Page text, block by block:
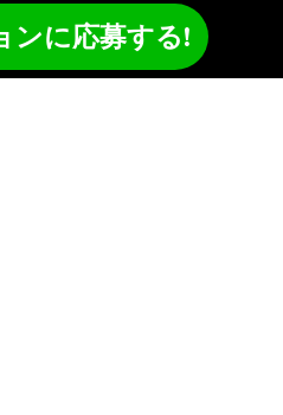
ンに応募する!